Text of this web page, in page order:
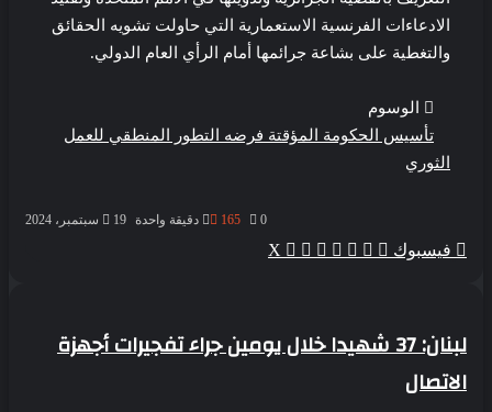
الادعاءات الفرنسية الاستعمارية التي حاولت تشويه الحقائق
والتغطية على بشاعة جرائمها أمام الرأي العام الدولي.
الوسوم
تأسيس الحكومة المؤقتة فرضه التطور المنطقي للعمل
الثوري
19 سبتمبر، 2024 165 دقيقة واحدة
فيسبوك ‫X
بينتيريست
ماسنجر
ماسنجر
واتسابڤايبر طباعة
لبنان:
شهيدا
خلال
لبنان: 37 شهيدا خلال يومين جراء تفجيرات أجهزة
الاتصال